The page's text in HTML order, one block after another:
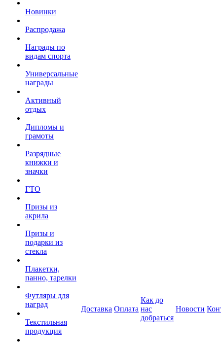
Новинки
Распродажа
Награды по
видам спорта
Универсальные
награды
Активный
отдых
Дипломы и
грамоты
Разрядные
книжки и
значки
ГТО
Призы из
акрила
Призы и
подарки из
стекла
Плакетки,
панно, тарелки
Футляры для
наград
Текстильная
продукция
Доставка Оплата
Как до
нас
добраться
Новости